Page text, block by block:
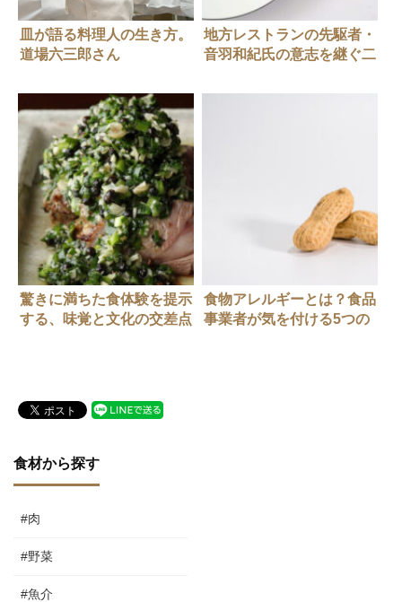
皿が語る料理人の生き方。
道場六三郎さん
地方レストランの先駆者・
音羽和紀氏の意志を継ぐ二
ストロノミー」とは？
驚きに満ちた食体験を提示
する、味覚と文化の交差点
食物アレルギーとは？食品
事業者が気を付ける5つの
食材から探す
#肉
#野菜
#魚介